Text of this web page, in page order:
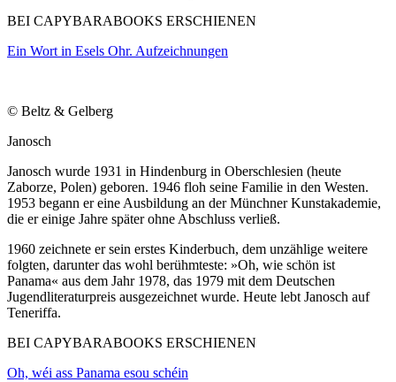
BEI CAPYBARABOOKS ERSCHIENEN
Ein Wort in Esels Ohr. Aufzeichnungen
© Beltz & Gelberg
Janosch
Janosch wurde 1931 in Hindenburg in Oberschlesien (heute
Zaborze, Polen) geboren. 1946 floh seine Familie in den Westen.
1953 begann er eine Ausbildung an der Münchner Kunstakademie,
die er einige Jahre später ohne Abschluss verließ.
1960 zeichnete er sein erstes Kinderbuch, dem unzählige weitere
folgten, darunter das wohl berühmteste: »Oh, wie schön ist
Panama« aus dem Jahr 1978, das 1979 mit dem Deutschen
Jugendliteraturpreis ausgezeichnet wurde. Heute lebt Janosch auf
Teneriffa.
BEI CAPYBARABOOKS ERSCHIENEN
Oh, wéi ass Panama esou schéin